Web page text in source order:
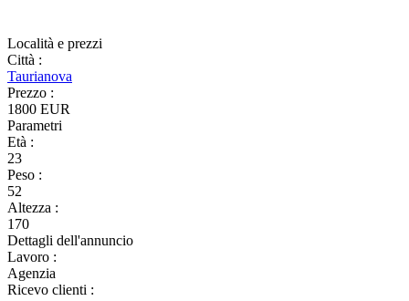
Località e prezzi
Città :
Taurianova
Prezzo :
1800 EUR
Parametri
Età :
23
Peso :
52
Altezza :
170
Dettagli dell'annuncio
Lavoro :
Agenzia
Ricevo clienti :